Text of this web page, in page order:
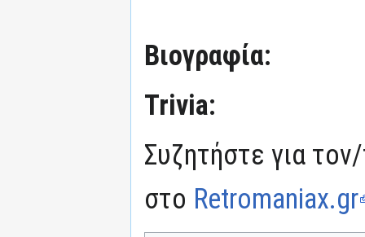
Βιογραφία:
Trivia:
Συζητήστε για
στο Retromaniax.gr